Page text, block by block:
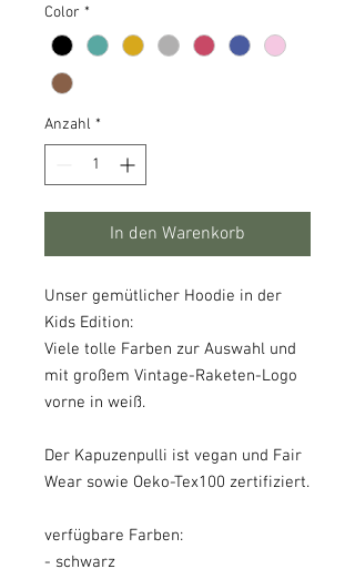
Color *
Anzahl *
In den Warenkorb
Unser gemütlicher Hoodie in der
Kids Edition:
Viele tolle Farben zur Auswahl und
mit großem Vintage-Raketen-Logo
vorne in weiß.
Der Kapuzenpulli ist vegan und Fair
Wear sowie Oeko-Tex100 zertifiziert.
verfügbare Farben:
- schwarz